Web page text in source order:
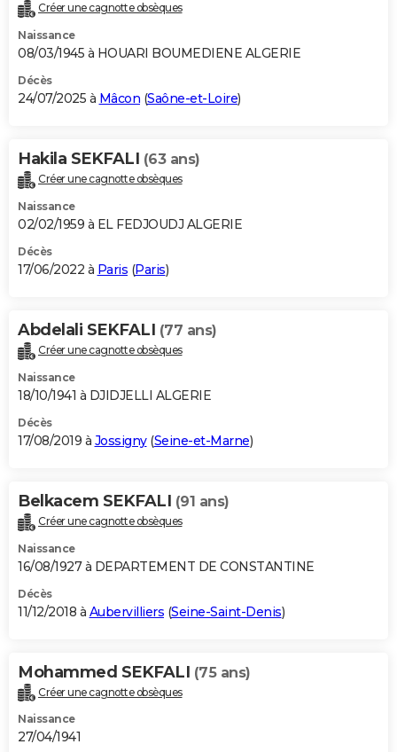
Destinations
City break
Voyage nature
Voyage de noces
Forum
Climat
+PHOTO
GUIDES D'ACHAT
BONS PLANS
Carte de Noël
Carte Bonne année
Carte Saint-Valentin
Carte Pâques
Carte d'anniversaire
DICTIONNAIRE
Dictionnaire
Biographies
Citations
Expressions
Proverbes
PROGRAMME TV
S'inscrire
Se connecter
Lycées
Collèges
Primaires
Universités
Entreprises
Service militaire
Avis de recherche
AVIS DE DÉCÈS
Bricolage
Lifestyle
Culture
Sport
Auto
Television
Voyage
Cinema
Créer une cagnotte obsèques
Naissance
08/03/1945 à HOUARI BOUMEDIENE ALGERIE
Décès
24/07/2025 à Mâcon (Saône-et-Loire)
Hakila SEKFALI (63 ans)
Créer une cagnotte obsèques
Naissance
02/02/1959 à EL FEDJOUDJ ALGERIE
Décès
17/06/2022 à Paris (Paris)
Abdelali SEKFALI (77 ans)
Créer une cagnotte obsèques
Naissance
18/10/1941 à DJIDJELLI ALGERIE
Décès
17/08/2019 à Jossigny(Seine-et-Marne)
Belkacem SEKFALI (91 ans)
Créer une cagnotte obsèques
Naissance
16/08/1927 à DEPARTEMENT DE CONSTANTINE
Décès
11/12/2018 à Aubervilliers (Seine-Saint-Denis)
Mohammed SEKFALI (75 ans)
Créer une cagnotte obsèques
Naissance
27/04/1941